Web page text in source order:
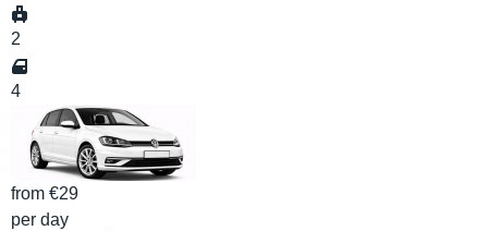
2
4
from €29
per day